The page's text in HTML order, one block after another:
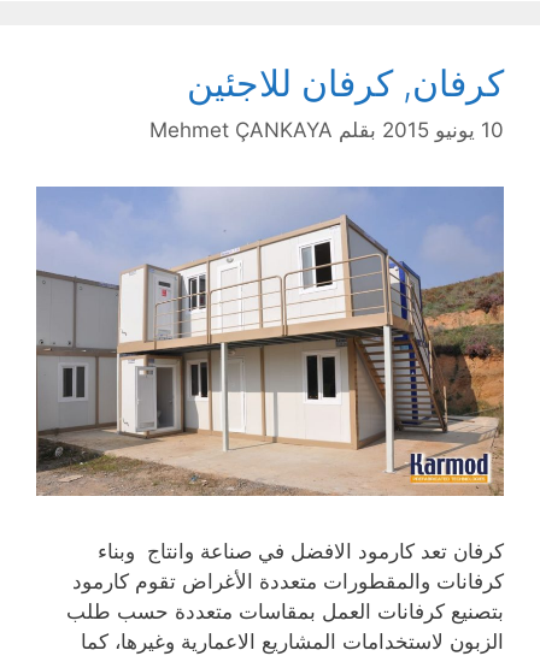
كرفان, كرفان للاجئين
10 يونيو 2015 بقلم Mehmet ÇANKAYA
كرفان تعد كارمود الافضل في صناعة وانتاج وبناء
كرفانات والمقطورات متعددة الأغراض تقوم كارمود
بتصنيع كرفانات العمل بمقاسات متعددة حسب طلب
الزبون لاستخدامات المشاريع الاعمارية وغيرها، كما